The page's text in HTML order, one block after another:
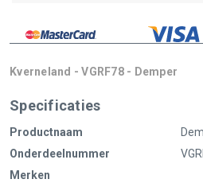
Kverneland - VGRF78 - Demper
Specificaties
Productnaam
Onderdeelnummer
Merken